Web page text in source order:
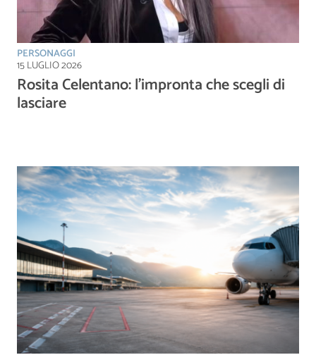
PERSONAGGI
15 LUGLIO 2026
Rosita Celentano: l’impronta che scegli di
lasciare